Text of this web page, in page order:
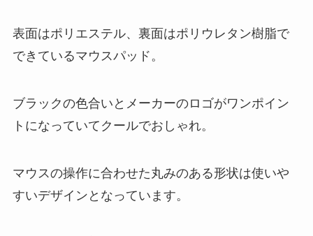
表面はポリエステル、裏面はポリウレタン樹脂で
できているマウスパッド。
ブラックの色合いとメーカーのロゴがワンポイン
トになっていてクールでおしゃれ。
マウスの操作に合わせた丸みのある形状は使いや
すいデザインとなっています。